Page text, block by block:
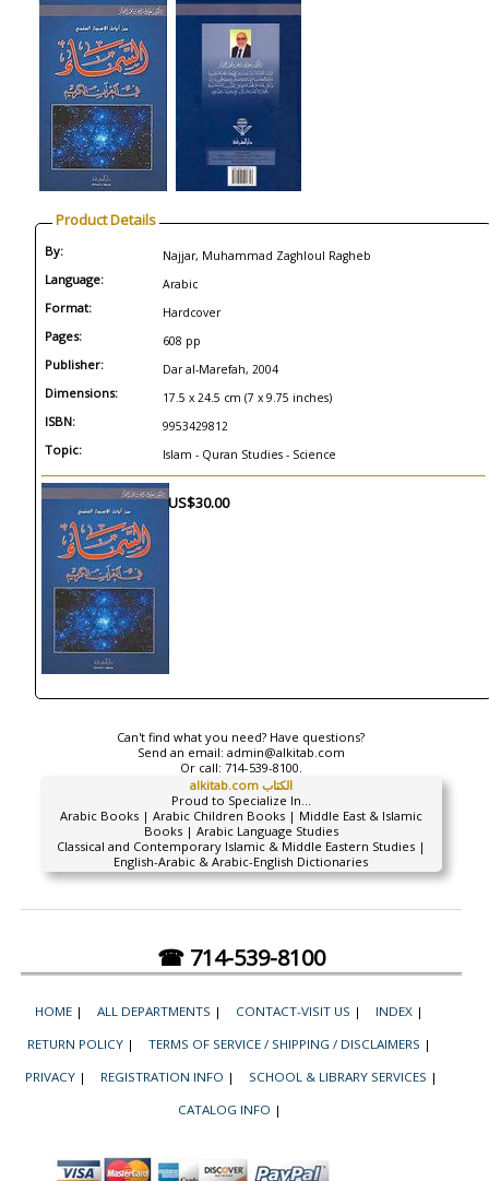
Product Details
By: Najjar, Muhammad Zaghloul Ragheb
Language: Arabic
Format: Hardcover
Pages: 608 pp
Publisher: Dar al-Marefah, 2004
Dimensions: 17.5 x 24.5 cm (7 x 9.75 inches)
ISBN: 9953429812
Topic: Islam - Quran Studies - Science
US$30.00
Can't find what you need? Have questions?
Send an email: admin@alkitab.com
Or call: 714-539-8100.
alkitab.com الكتاب
Proud to Specialize In...
Arabic Books | Arabic Children Books | Middle East & Islamic
Books | Arabic Language Studies
Classical and Contemporary Islamic & Middle Eastern Studies |
English-Arabic & Arabic-English Dictionaries
☎ 714-539-8100
HOME | ALL DEPARTMENTS | CONTACT-VISIT US | INDEX |
RETURN POLICY | TERMS OF SERVICE / SHIPPING / DISCLAIMERS |
PRIVACY | REGISTRATION INFO | SCHOOL & LIBRARY SERVICES |
CATALOG INFO |